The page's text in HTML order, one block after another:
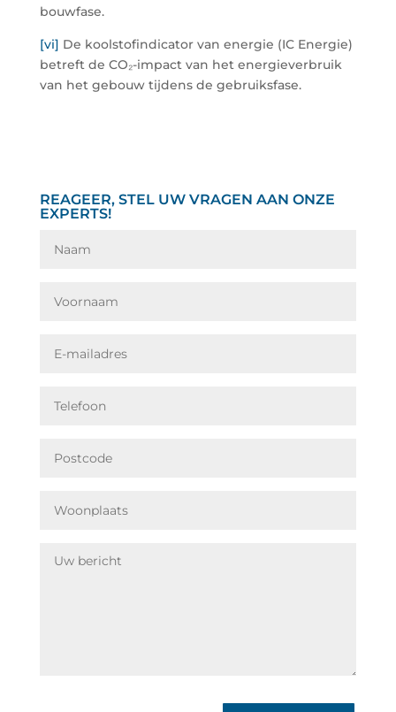
bouwfase.
[vi] De koolstofindicator van energie (IC Energie)
betreft de CO₂-impact van het energieverbruik
van het gebouw tijdens de gebruiksfase.
REAGEER, STEL UW VRAGEN AAN ONZE
EXPERTS!